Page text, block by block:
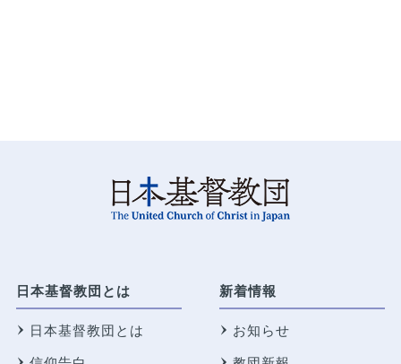
日本基督教団とは
日本基督教団とは
新着情報
お知らせ